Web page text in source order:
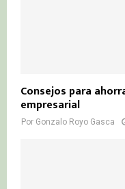
Consejos para
empresarial
Por Gonzalo Royo Gasca